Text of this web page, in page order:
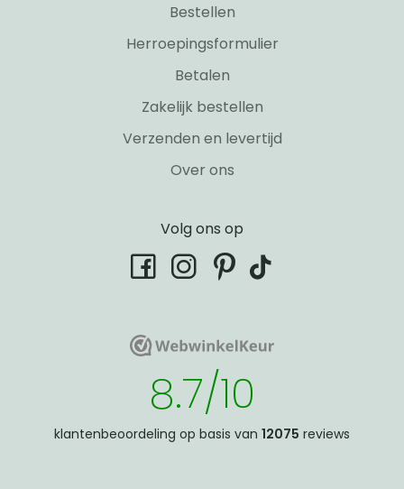
Bestellen
Herroepingsformulier
Betalen
Zakelijk bestellen
Verzenden en levertijd
Over ons
Volg ons op
facebookinstagram
pinterest
tiktok
WebwinkelKeurWebwinkelKeur
8.7/10
klantenbeoordeling op basis van 12075 reviews